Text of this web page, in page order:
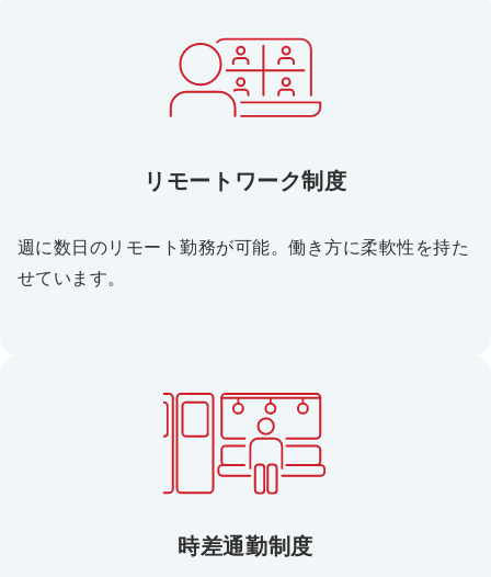
リモートワーク制度
週に数日のリモート勤務が可能。働き方に柔軟性を持た
せています。
時差通勤制度